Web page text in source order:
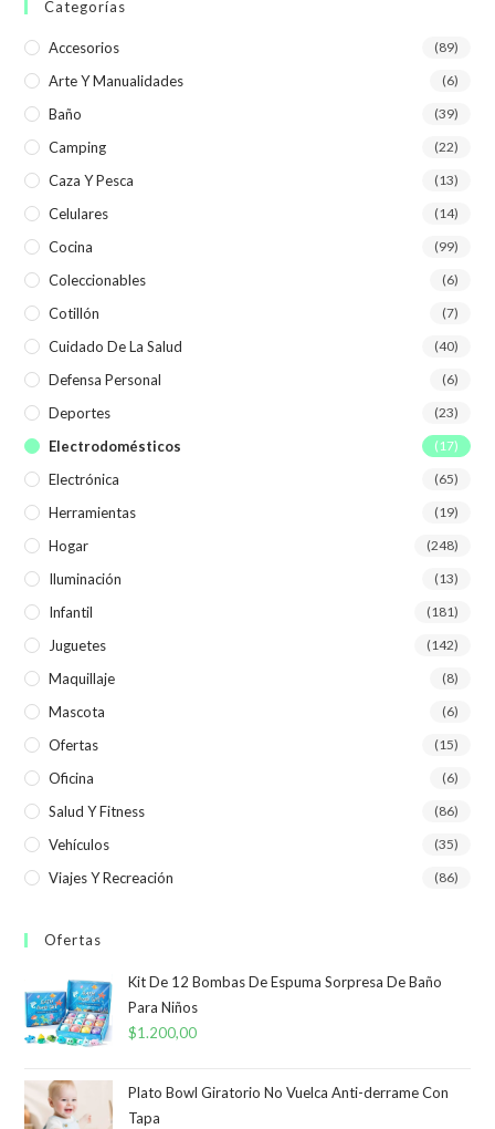
Categorías
Accesorios (89)
Arte Y Manualidades (6)
Baño (39)
Camping (22)
Caza Y Pesca (13)
Celulares (14)
Cocina (99)
Coleccionables (6)
Cotillón (7)
Cuidado De La Salud (40)
Defensa Personal (6)
Deportes (23)
Electrodomésticos (17)
Electrónica (65)
Herramientas (19)
Hogar (248)
Iluminación (13)
Infantil (181)
Juguetes (142)
Maquillaje (8)
Mascota (6)
Ofertas (15)
Oficina (6)
Salud Y Fitness (86)
Vehículos (35)
Viajes Y Recreación (86)
Ofertas
Kit De 12 Bombas De Espuma Sorpresa De Baño
Para Niños
$1.200,00
Plato Bowl Giratorio No Vuelca Anti-derrame Con
Tapa